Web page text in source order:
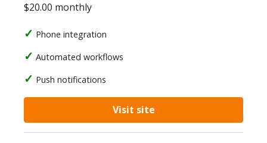
$20.00 monthly
Phone integration
Automated workflows
Push notifications
Visit site